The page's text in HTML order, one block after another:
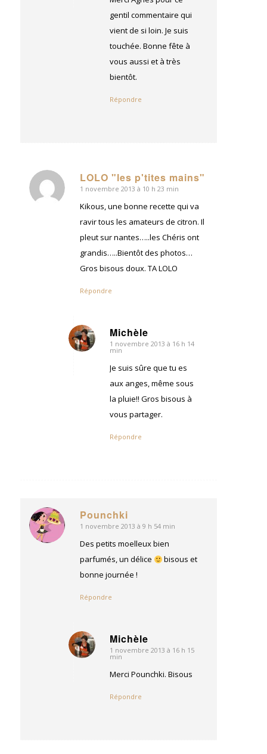
gentil commentaire qui
vient de si loin. Je suis
touchée. Bonne fête à
vous aussi et à très
bientôt.
Répondre
LOLO "les p'tites mains"
dit
:
1 novembre 2013 à 10 h 23 min
Kikous, une bonne recette qui va
ravir tous les amateurs de citron. Il
pleut sur nantes…..les Chéris ont
grandis…..Bientôt des photos…
Gros bisous doux. TA LOLO
Répondre
Michèle
dit
1 novembre 2013 à 16 h 14
min
Je suis sûre que tu es
aux anges, même sous
la pluie!! Gros bisous à
vous partager.
Répondre
Pounchki
dit
:
1 novembre 2013 à 9 h 54 min
Des petits moelleux bien
parfumés, un délice
bisous et
bonne journée !
Répondre
Michèle
dit
1 novembre 2013 à 16 h 15
min
Merci Pounchki. Bisous
Répondre